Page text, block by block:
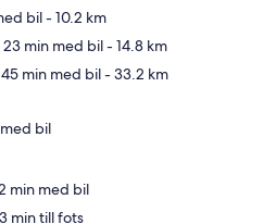
bil- 10.2 km
min med bil- 14.8 km
min med bil- 33.2 km
med bil
"O Raiano - ‬12 min med bil
‪Monsanto Café E Bistro - ‬3 min till fots